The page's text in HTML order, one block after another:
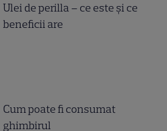
Ulei de perilla – ce este și ce
beneficii are
Cum poate fi consumat
ghimbirul